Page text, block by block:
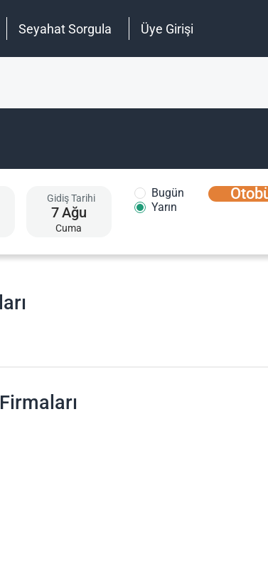
Seyahat Sorgula Üye Girişi
Gidiş Tarihi
7Ağu
Cuma
Bugün
Yarın